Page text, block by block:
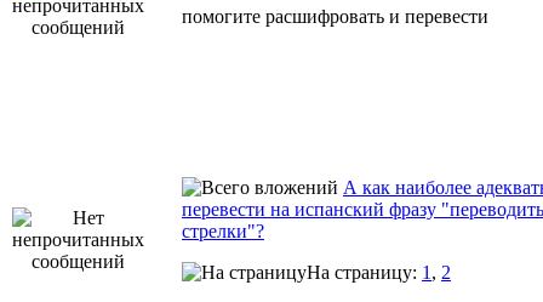
помогите расшифровать и перевести
А как наиболее
перевести на испанский фразу "переводить
стрелки"?
На страницу: 1 , 2